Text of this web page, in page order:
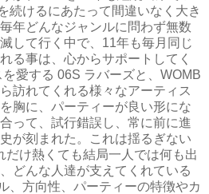
続けるにあたって間違いなく大き
年どんなジャンルに問わず無数
して行く中で、11年も毎月同じ
る事は、心からサポートしてく
愛する 06S ラバーズと、WOMB
訪れてくれる様々なアーティス
胸に、パーティーが良い形にな
って、試行錯誤し、常に前に進
が刻まれた。これは揺るぎない
だけ熱くても結局一人では何も出
どんな人達が支えてくれている
、方向性、パーティーの特徴やカ